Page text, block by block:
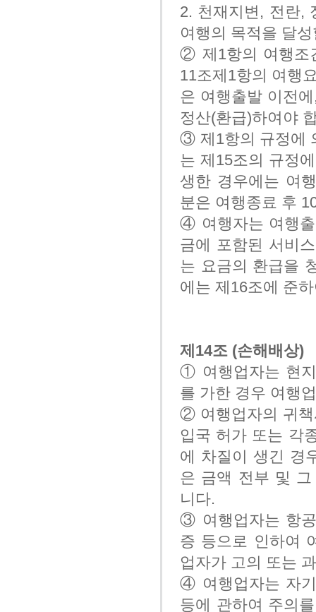
2. 천재지변, 전란,
여행의 목적을 달
② 제1항의 여행조
11조제1항의 여행
은 여행출발 이전
정산(환급)하여야
③ 제1항의 규정에
는 제15조의 규정
생한 경우에는 여
분은 여행종료 후
④ 여행자는 여행
금에 포함된 서비
는 요금의 환급을
에는 제16조에 준
제14조 (손해배상)
① 여행업자는 현
를 가한 경우 여행
② 여행업자의 귀책
입국 허가 또는 각
에 차질이 생긴 경
은 금액 전부 및
니다.
③ 여행업자는 항
증 등으로 인하여
업자가 고의 또는
④ 여행업자는 자
등에 관하여 주의